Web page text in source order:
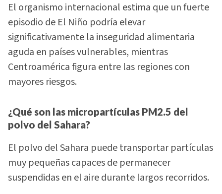
El organismo internacional estima que un fuerte
episodio de El Niño podría elevar
significativamente la inseguridad alimentaria
aguda en países vulnerables, mientras
Centroamérica figura entre las regiones con
mayores riesgos.
¿Qué son las micropartículas PM2.5 del
polvo del Sahara?
El polvo del Sahara puede transportar partículas
muy pequeñas capaces de permanecer
suspendidas en el aire durante largos recorridos.